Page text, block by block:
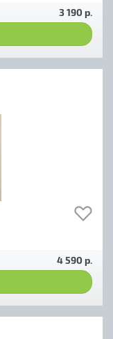
3 190 р.
4 590 р.